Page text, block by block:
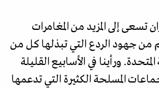
تسعى إلى المزيد من المغامرات
من جهود الردع التي تبذلها كل من
المتحدة. ورأينا في الأسابيع القليلة
المسلحة الكثيرة التي تدعمها